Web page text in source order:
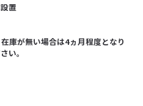
置
庫が無い場合は4ヵ月程度となり
い。